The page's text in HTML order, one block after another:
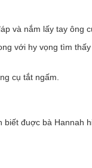
và nắm lấy tay ông
với hy vọng tìm
cụ tắt ngấm.
biết đuợc bà Hannah